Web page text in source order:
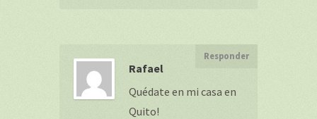
Rafael
Responder
Quédate en mi casa en
Quito!